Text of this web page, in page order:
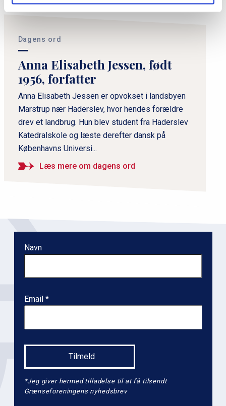
P
Dagens ord
Anna Elisabeth Jessen, født
1956, forfatter
Anna Elisabeth Jessen er opvokset i landsbyen
Marstrup nær Haderslev, hvor hendes forældre
drev et landbrug. Hun blev student fra Haderslev
Katedralskole og læste derefter dansk på
Københavns Universi...
Læs mere om dagens ord
Navn
Email
*Jeg giver hermed tilladelse til at få tilsendt
Grænseforeningens nyhedsbrev